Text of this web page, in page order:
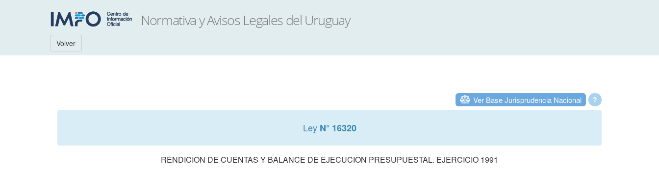
Volver
?
Ver Base Jurisprudencia Nacional
Ley N° 16320
RENDICION DE CUENTAS Y BALANCE DE EJECUCION PRESUPUESTAL. EJERCICIO 1991